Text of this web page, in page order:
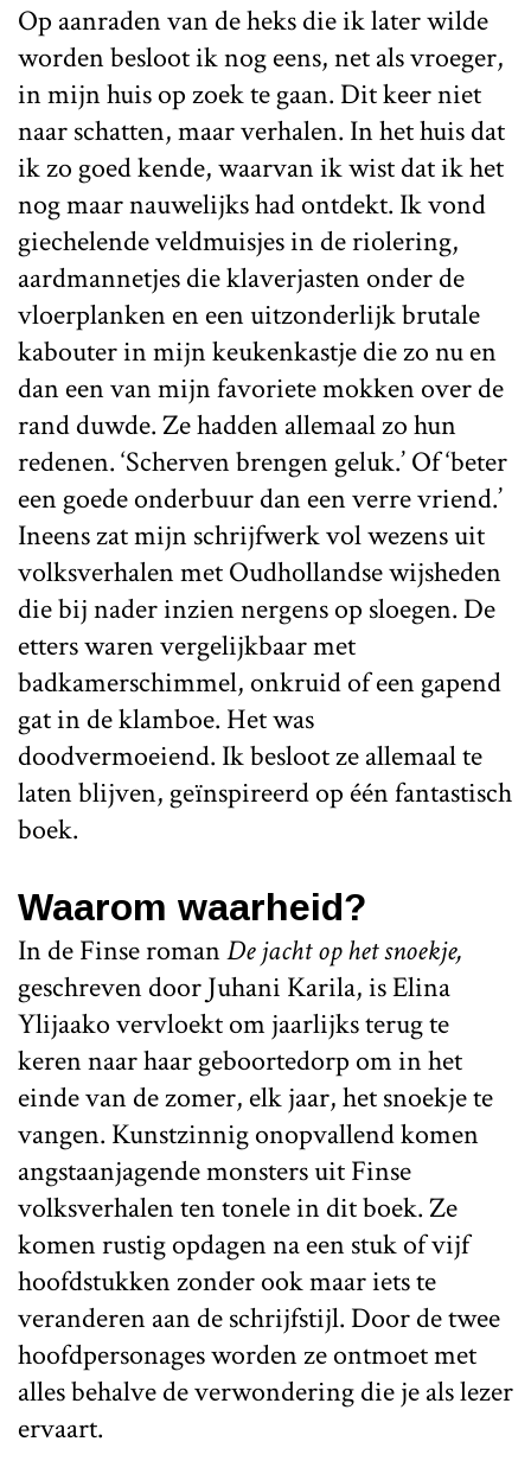
Op aanraden van de heks die ik later wilde
worden besloot ik nog eens, net als vroeger,
in mijn huis op zoek te gaan. Dit keer niet
naar schatten, maar verhalen. In het huis dat
ik zo goed kende, waarvan ik wist dat ik het
nog maar nauwelijks had ontdekt. Ik vond
giechelende veldmuisjes in de riolering,
aardmannetjes die klaverjasten onder de
vloerplanken en een uitzonderlijk brutale
kabouter in mijn keukenkastje die zo nu en
dan een van mijn favoriete mokken over de
rand duwde. Ze hadden allemaal zo hun
redenen. ‘Scherven brengen geluk.’ Of ‘beter
een goede onderbuur dan een verre vriend.’
Ineens zat mijn schrijfwerk vol wezens uit
volksverhalen met Oudhollandse wijsheden
die bij nader inzien nergens op sloegen. De
etters waren vergelijkbaar met
badkamerschimmel, onkruid of een gapend
gat in de klamboe. Het was
doodvermoeiend. Ik besloot ze allemaal te
laten blijven, geïnspireerd op één fantastisch
boek.
Waarom waarheid?
In de Finse romanDe jacht op het snoekje,
geschreven door Juhani Karila, is Elina
Ylijaako vervloekt om jaarlijks terug te
keren naar haar geboortedorp om in het
einde van de zomer, elk jaar, het snoekje te
vangen. Kunstzinnig onopvallend komen
angstaanjagende monsters uit Finse
volksverhalen ten tonele in dit boek. Ze
komen rustig opdagen na een stuk of vijf
hoofdstukken zonder ook maar iets te
veranderen aan de schrijfstijl. Door de twee
hoofdpersonages worden ze ontmoet met
alles behalve de verwondering die je als lezer
ervaart.